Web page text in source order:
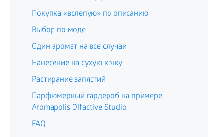
Покупка «вслепую» по описанию
Выбор по моде
Один аромат на все случаи
Нанесение на сухую кожу
Растирание запястий
Парфюмерный гардероб на примере
Aromapolis Olfactive Studio
FAQ